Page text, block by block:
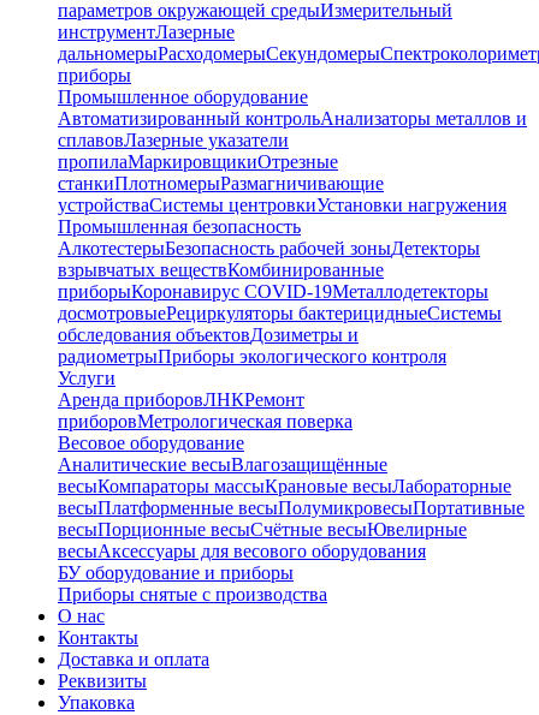
параметров окружающей средыИзмерительный
инструментЛазерные
дальномерыРасходомерыСекундомеры
приборы
Промышленное оборудование
Автоматизированный контрольАнализаторы металлов и
сплавовЛазерные указатели
пропилаМаркировщикиОтрезные
станкиПлотномерыРазмагничивающие
устройстваСистемы центровкиУстановки нагружения
Промышленная безопасность
АлкотестерыБезопасность рабочей зоныДетекторы
взрывчатых веществКомбинированные
приборыКоронавирус COVID-19Металлодетекторы
досмотровыеРециркуляторы бактерицидныеСистемы
обследования объектовДозиметры и
радиометрыПриборы экологического контроля
Услуги
Аренда приборовЛНКРемонт
приборовМетрологическая поверка
Весовое оборудование
Аналитические весыВлагозащищённые
весыКомпараторы массыКрановые весыЛабораторные
весыПлатформенные весыПолумикровесыПортативные
весыПорционные весыСчётные весыЮвелирные
весыАксессуары для весового оборудования
БУ оборудование и приборы
Приборы снятые с производства
О нас
Контакты
Доставка и оплата
Реквизиты
Упаковка